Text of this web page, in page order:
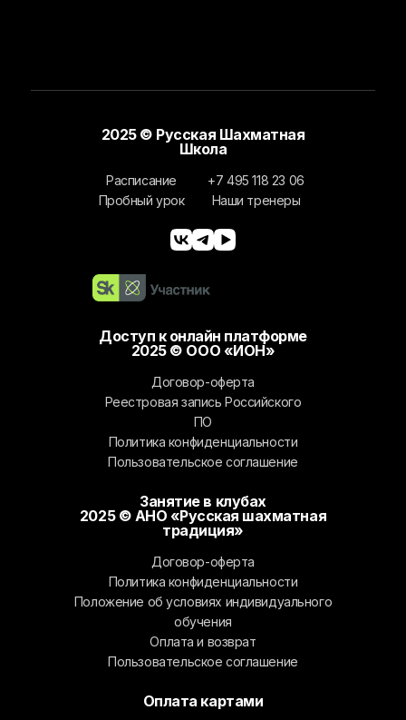
2025 © Русская Шахматная
Школа
+7 495 118 23 06
Наши тренеры
Расписание
Пробный урок
Доступ к онлайн платформе
2025 © ООО «ИОН»
Договор-оферта
Реестровая запись Российского
ПО
Политика конфиденциальности
Пользовательское соглашение
Занятие в клубах
2025 © АНО «Русская шахматная
традиция»
Договор-оферта
Политика конфиденциальности
Положение об условиях индивидуального
обучения
Оплата и возврат
Пользовательское соглашение
Оплата картами